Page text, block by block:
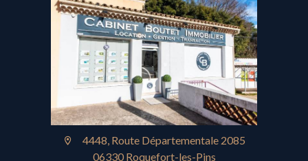
4448, Route Départementale 2085
06330 Roquefort-les-Pins